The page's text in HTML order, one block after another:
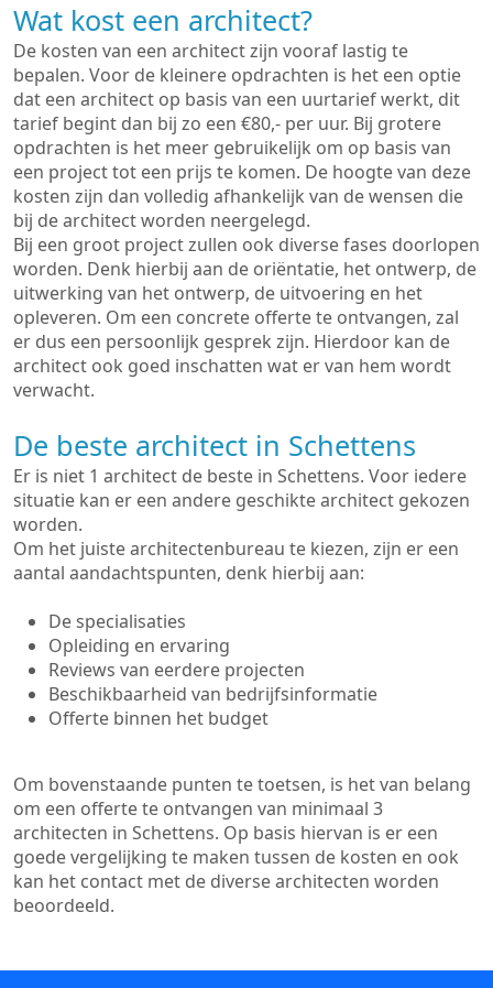
Wat kost een architect?
De kosten van een architect zijn vooraf lastig te
bepalen. Voor de kleinere opdrachten is het een optie
dat een architect op basis van een uurtarief werkt, dit
tarief begint dan bij zo een €80,- per uur. Bij grotere
opdrachten is het meer gebruikelijk om op basis van
een project tot een prijs te komen. De hoogte van deze
kosten zijn dan volledig afhankelijk van de wensen die
bij de architect worden neergelegd.
Bij een groot project zullen ook diverse fases doorlopen
worden. Denk hierbij aan de oriëntatie, het ontwerp, de
uitwerking van het ontwerp, de uitvoering en het
opleveren. Om een concrete offerte te ontvangen, zal
er dus een persoonlijk gesprek zijn. Hierdoor kan de
architect ook goed inschatten wat er van hem wordt
verwacht.
De beste architect in Schettens
Er is niet 1 architect de beste in Schettens. Voor iedere
situatie kan er een andere geschikte architect gekozen
worden.
Om het juiste architectenbureau te kiezen, zijn er een
aantal aandachtspunten, denk hierbij aan:
De specialisaties
Opleiding en ervaring
Reviews van eerdere projecten
Beschikbaarheid van bedrijfsinformatie
Offerte binnen het budget
Om bovenstaande punten te toetsen, is het van belang
om een offerte te ontvangen van minimaal 3
architecten in Schettens. Op basis hiervan is er een
goede vergelijking te maken tussen de kosten en ook
kan het contact met de diverse architecten worden
beoordeeld.